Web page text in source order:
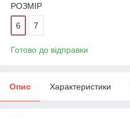
РОЗМІР
6 7
Готово до відправки
Опис Характеристики